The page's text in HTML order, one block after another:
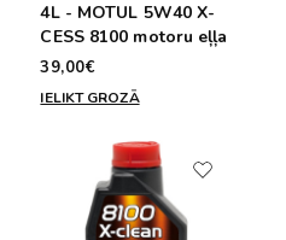
4L - MOTUL 5W40 X-
CESS 8100 motoru eļļa
39,00€
IELIKT GROZĀ